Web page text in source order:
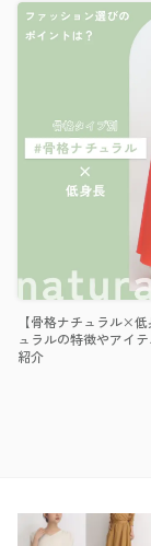
【骨格ナチュラル×
ュラルの特徴やアイ
紹介